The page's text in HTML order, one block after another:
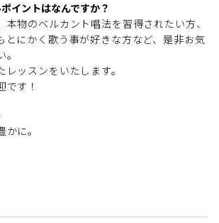
イントはなんですか？
本物のベルカント唱法を習得されたい方、
とにかく歌う事が好きな方など、是非お気
ッスンをいたします。
です！
に。